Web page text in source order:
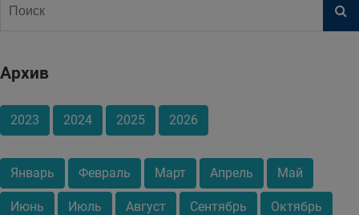
Архив
2023 2024 2025 2026
Январь Февраль Март Апрель Май
Июнь Июль Август Сентябрь Октябрь